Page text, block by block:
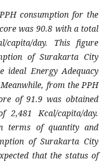
consumption for the
was 90.8 with a total
capita/day. This figure
of Surakarta City
ideal Energy Adequacy
from the PPH
of 91.9 was obtained
Kcal/capita/day.
terms of quantity and
of Surakarta City
that the status of